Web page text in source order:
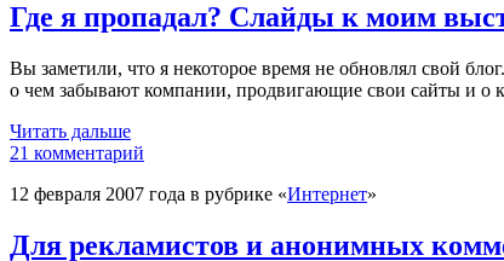
Где я пропадал? Слайды к моим
Вы заметили, что я некоторое время не обновлял свой
о чем забывают компании, продвигающие свои сайты и о
Читать дальше
21 комментарий
12 февраля 2007 года в рубрике «Интернет»
Для рекламистов и анонимных